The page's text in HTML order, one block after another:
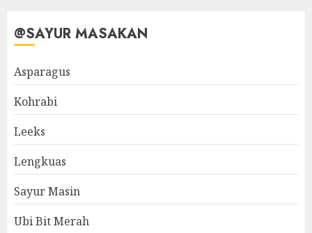
@SAYUR MASAKAN
Asparagus
Kohrabi
Leeks
Lengkuas
Sayur Masin
Ubi Bit Merah